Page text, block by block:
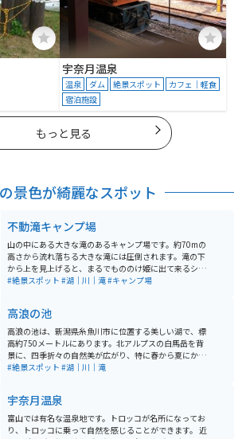
宇奈月温泉
温泉 ダム 絶景スポット
カフェ｜軽食
宿泊施設
もっと見る
景色が綺麗なスポット
不動滝キャンプ場
山の中にある大きな滝のあるキャンプ場です。約70mの
高さから流れ落ちる大きな滝には圧倒されます。滝の下
から上を見上げると、まるでもののけ姫に出て来るシシ
ガミの棲家のよう。雨の日は滝の水量が増し、ゴーゴー
の先の川沿いでは、キャンプが楽しめます。
#絶景スポット #湖｜川｜滝#キャンプ場
高浪の池
高浪の池は、新潟県糸魚川市に位置する美しい湖で、標
高約750メートルにあります。北アルプスの白馬岳を背
景に、四季折々の自然美が広がり、特に春から夏にかけ
ては新緑が鮮やかで、秋には紅葉が湖面に映える絶景ス
辺には高浪の池キャンプ場もあり、アウトドアを楽しみ
ながら自然と触れ合うことができる場所です。高浪の池
は、白馬岳から流れる雪解け水が溜まった自然の湖で、
#絶景スポット #湖｜川｜滝
宇奈月温泉
富山では有名な温泉地です。トロッコが名所になってお
り、トロッコに乗って自然を感じることができます。 近